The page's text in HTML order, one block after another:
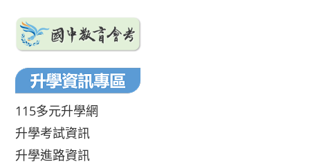
115多元升學網
升學考試資訊
升學進路資訊